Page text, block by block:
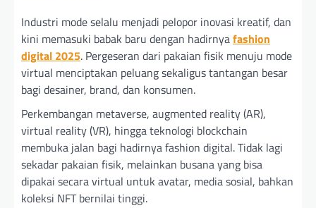
Industri mode selalu menjadi pelopor inovasi kreatif, dan
kini memasuki babak baru dengan hadirnyafashion
digital 2025. Pergeseran dari pakaian fisik menuju mode
virtual menciptakan peluang sekaligus tantangan besar
bagi desainer, brand, dan konsumen.
Perkembangan metaverse, augmented reality (AR),
virtual reality (VR), hingga teknologi blockchain
membuka jalan bagi hadirnya fashion digital. Tidak lagi
sekadar pakaian fisik, melainkan busana yang bisa
dipakai secara virtual untuk avatar, media sosial, bahkan
koleksi NFT bernilai tinggi.